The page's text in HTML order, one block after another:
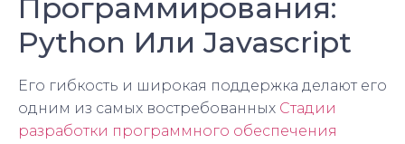
Программирования:
Python Или Javascript
Его гибкость и широкая поддержка делают его
одним из самых востребованных Стадии
разработки программного обеспечения